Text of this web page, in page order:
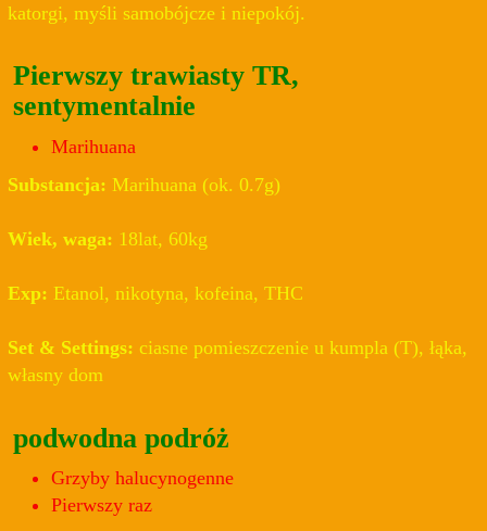
katorgi, myśli samobójcze i niepokój.
Pierwszy trawiasty TR,
sentymentalnie
Marihuana
Substancja: Marihuana (ok. 0.7g)
Wiek, waga: 18lat, 60kg
Exp: Etanol, nikotyna, kofeina, THC
Set & Settings: ciasne pomieszczenie u kumpla (T), łąka,
własny dom
podwodna podróż
Grzyby halucynogenne
Pierwszy raz